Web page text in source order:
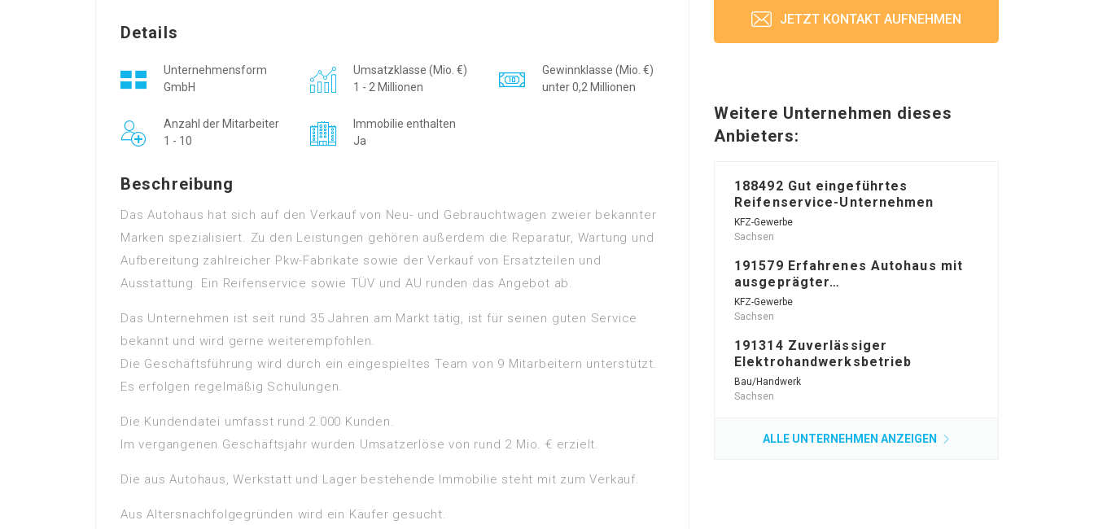
Details
Unternehmensform
GmbH
Umsatzklasse (Mio. €)
1 - 2 Millionen
Gewinnklasse (Mio. €)
unter 0,2 Millionen
Anzahl der Mitarbeiter
1 - 10
Immobilie enthalten
Ja
Beschreibung
Das Autohaus hat sich auf den Verkauf von Neu- und Gebrauchtwagen zweier bekannter
Marken spezialisiert. Zu den Leistungen gehören außerdem die Reparatur, Wartung und
Aufbereitung zahlreicher Pkw-Fabrikate sowie der Verkauf von Ersatzteilen und
Ausstattung. Ein Reifenservice sowie TÜV und AU runden das Angebot ab.
Das Unternehmen ist seit rund 35 Jahren am Markt tätig, ist für seinen guten Service
bekannt und wird gerne weiterempfohlen.
Die Geschäftsführung wird durch ein eingespieltes Team von 9 Mitarbeitern unterstützt.
Es erfolgen regelmäßig Schulungen.
Die Kundendatei umfasst rund 2.000 Kunden.
Im vergangenen Geschäftsjahr wurden Umsatzerlöse von rund 2 Mio. € erzielt.
Die aus Autohaus, Werkstatt und Lager bestehende Immobilie steht mit zum Verkauf.
Aus Altersnachfolgegründen wird ein Käufer gesucht.
JETZT KONTAKT AUFNEHMEN
Weitere Unternehmen dieses
Anbieters:
188492 Gut eingeführtes
Reifenservice-Unternehmen
KFZ-Gewerbe
Sachsen
191579 Erfahrenes Autohaus mit
ausgeprägter…
KFZ-Gewerbe
Sachsen
191314 Zuverlässiger
Elektrohandwerksbetrieb
Bau/Handwerk
Sachsen
ALLE UNTERNEHMEN ANZEIGEN